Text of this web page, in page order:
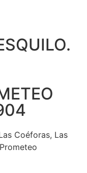
Coéforas, Las